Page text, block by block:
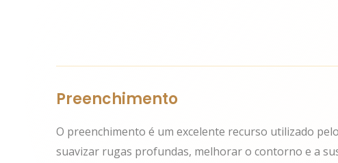
Preenchimento
O preenchimento é um excelente recurso utilizado
suavizar rugas profundas, melhorar o contorno e a